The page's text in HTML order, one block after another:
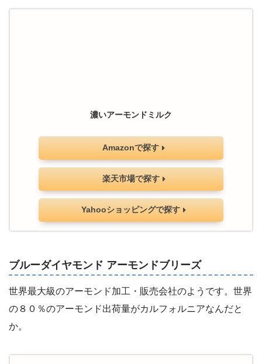
濃いアーモンドミルク
Amazonで探す
楽天市場で探す
Yahooショッピングで探す
ブルーダイヤモンド アーモンドブリーズ
世界最大級のアーモンド加工・販売会社のようです。世界
の８０％のアーモンド出荷量がカルフォルニアなんだと
か。